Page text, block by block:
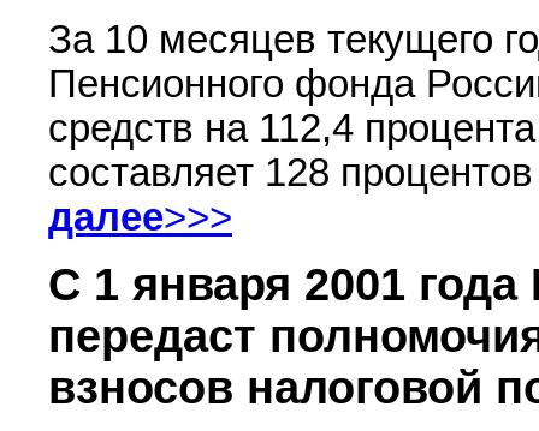
За 10 месяцев текущего
Пенсионного фонда
средств на 112,4
составляет 128
далее>>>
С 1 января 2001
передаст
взносов налоговой